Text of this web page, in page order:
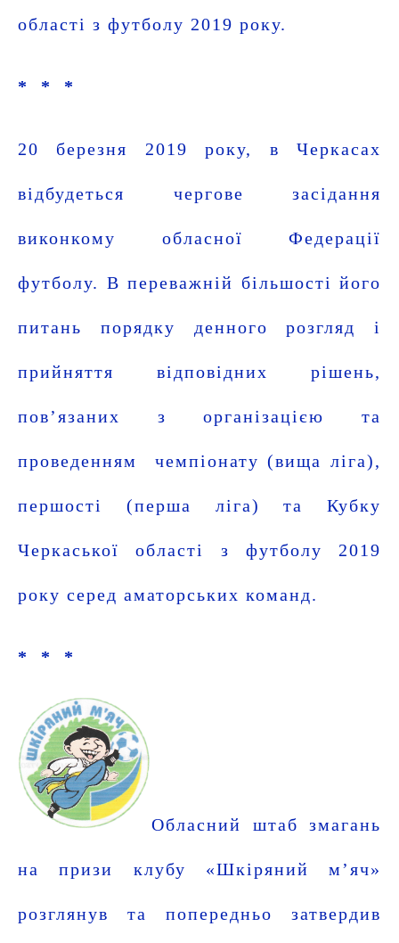
області з футболу 2019 року.
* * *
20 березня 2019 року, в Черкасах
відбудеться чергове засідання
виконкому обласної Федерації
футболу. В переважній більшості його
питань порядку денного розгляд і
прийняття відповідних рішень,
пов’язаних з організацією та
проведенням чемпіонату (вища ліга),
першості (перша ліга) та Кубку
Черкаської області з футболу 2019
року серед аматорських команд.
* * *
Обласний штаб змагань
на призи клубу «Шкіряний м’яч»
розглянув та попередньо затвердив